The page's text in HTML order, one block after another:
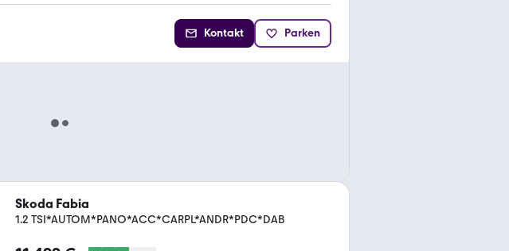
Kontakt Parken
Skoda Fabia
1.2 TSI*AUTOM*PANO*ACC*CARPL*ANDR*PDC*DAB